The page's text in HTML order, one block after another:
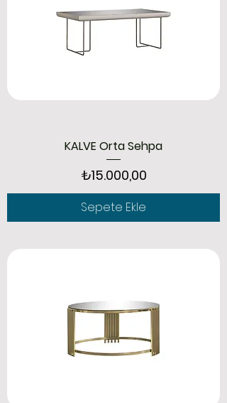
KALVE Orta Sehpa
Fiyat
₺15.000,00
Sepete Ekle